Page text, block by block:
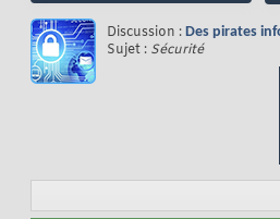
Discussion : Des pirates
Sujet : Sécurité